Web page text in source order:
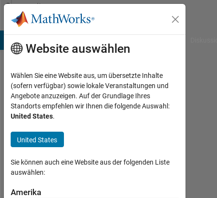
Weiter zum Inhalt
Community
Profile
Vincent
Aktiv
seit
2013
Followers:
Following:
Website auswählen
Wählen Sie eine Website aus, um übersetzte Inhalte
(sofern verfügbar) sowie lokale Veranstaltungen und
Angebote anzuzeigen. Auf der Grundlage Ihres
Standorts empfehlen wir Ihnen die folgende Auswahl:
United States.
United States
Sie können auch eine Website aus der folgenden Liste
auswählen:
Amerika